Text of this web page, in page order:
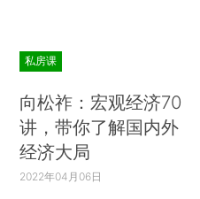
私房课
向松祚：宏观经济70
讲，带你了解国内外
经济大局
2022年04月06日